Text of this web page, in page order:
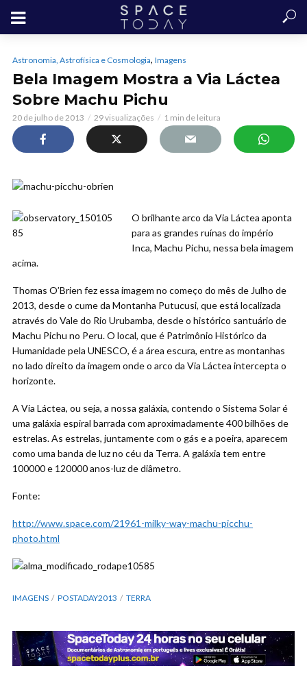
Astronomia, Astrofísica e Cosmologia, Imagens
Bela Imagem Mostra a Via Láctea
Sobre Machu Pichu
20 de julho de 2013 29 visualizações 1 min de leitura
O brilhante arco da Via Láctea aponta
para as grandes ruínas do império
Inca, Machu Pichu, nessa bela imagem
acima.
Thomas O’Brien fez essa imagem no começo do mês de Julho de
2013, desde o cume da Montanha Putucusi, que está localizada
através do Vale do Rio Urubamba, desde o histórico santuário de
Machu Pichu no Peru. O local, que é Patrimônio Histórico da
Humanidade pela UNESCO, é a área escura, entre as montanhas
no lado direito da imagem onde o arco da Via Láctea intercepta o
horizonte.
A Via Láctea, ou seja, a nossa galáxia, contendo o Sistema Solar é
uma galáxia espiral barrada com aproximadamente 400 bilhões de
estrelas. As estrelas, juntamente com o gás e a poeira, aparecem
como uma banda de luz no céu da Terra. A galáxia tem entre
100000 e 120000 anos-luz de diâmetro.
Fonte:
http://www.space.com/21961-milky-way-machu-picchu-
photo.html
IMAGENS POSTADAY2013 TERRA